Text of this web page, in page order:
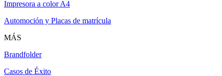
Impresora a color A4
Automoción y Placas de matrícula
MÁS
Brandfolder
Casos de Éxito